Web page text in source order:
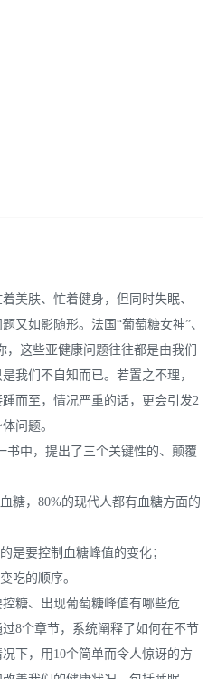
美肤、忙着健身，但同时失眠、
又如影随形。法国“葡萄糖女神”、
这些亚健康问题往往都是由我们
我们不自知而已。若置之不理，
而至，情况严重的话，更会引发2
问题。
书中，提出了三个关键性的、颠覆
糖，80%的现代人都有血糖方面的
是要控制血糖峰值的变化；
吃的顺序。
糖、出现葡萄糖峰值有哪些危
8个章节，系统阐释了如何在不节
下，用10个简单而令人惊讶的方